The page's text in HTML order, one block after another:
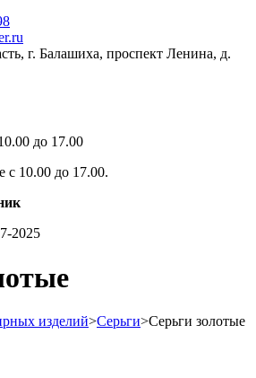
г. Балашиха, проспект Ленина, д.
до 17.00
с 10.00 до 17.00.
2025
изделий>Серьги>Серьги золотые